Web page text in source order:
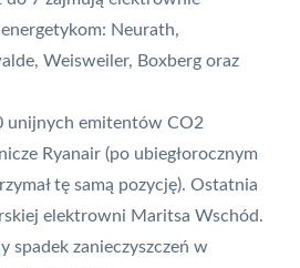
Neurath,
Weisweiler, Boxberg oraz
unijnych emitentów CO2
Ryanair (po ubiegłorocznym
tę samą pozycję). Ostatnia
elektrowni Maritsa Wschód.
spadek zanieczyszczeń w